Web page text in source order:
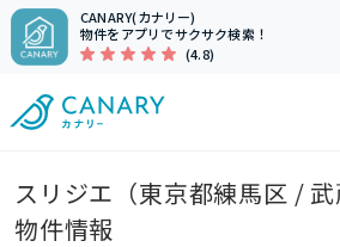
CANARY(カナリー)
物件をアプリでサクサク検索！
(4.8)
スリジエ（東京都練馬区 /
物件情報